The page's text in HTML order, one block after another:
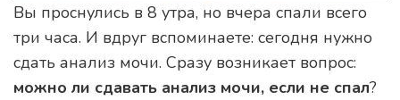
Вы проснулись в 8 утра, но вчера спали всего
три часа. И вдруг вспоминаете: сегодня нужно
сдать анализ мочи. Сразу возникает вопрос:
можно ли сдавать анализ мочи, если не спал?